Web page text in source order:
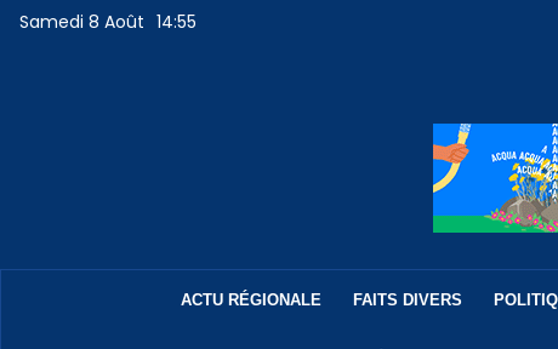
Samedi 8 Août 14:55
ACTU RÉGIONALE FAITS DIVERS